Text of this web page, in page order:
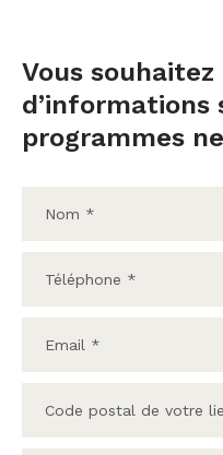
Vous
d’informations
programmes